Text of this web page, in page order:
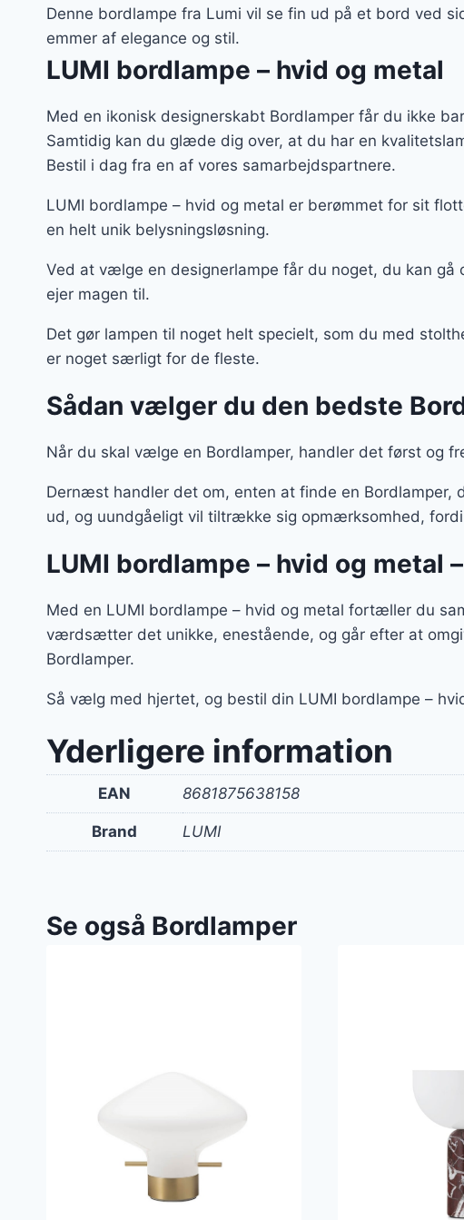
449 kr..299
Denne bordlampe fra Lumi vil se fin ud på et bord ved
emmer af elegance og stil.
LUMI bordlampe – hvid og metal
Med en ikonisk designerskabt Bordlamper får du ikke
Samtidig kan du glæde dig over, at du har en
Bestil i dag fra en af vores samarbejdspartnere.
LUMI bordlampe – hvid og metal er berømmet for sit
en helt unik belysningsløsning.
Ved at vælge en designerlampe får du noget, du kan
ejer magen til.
Det gør lampen til noget helt specielt, som du med
er noget særligt for de fleste.
Sådan vælger du den bedste
Når du skal vælge en Bordlamper, handler det først og
Dernæst handler det om, enten at finde en Bordlamper,
ud, og uundgåeligt vil tiltrække sig opmærksomhed,
LUMI bordlampe – hvid og
Med en LUMI bordlampe – hvid og metal fortæller du
værdsætter det unikke, enestående, og går efter at
Bordlamper.
Så vælg med hjertet, og bestil din LUMI bordlampe –
Yderligere information
EAN 8681875638158
Brand LUMI
Se også Bordlamper